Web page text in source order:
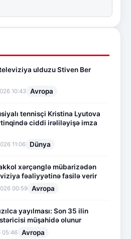
televiziya ulduzu Stiven Ber
10:43 Avropa
tennisçi Kristina Lyutova
ciddi irəliləyişə imza
11:06 Dünya
xərçənglə mübarizədən
fəaliyyətinə fasilə verir
00:59 Avropa
yayılması: Son 35 ilin
müşahidə olunur
05:46 Avropa